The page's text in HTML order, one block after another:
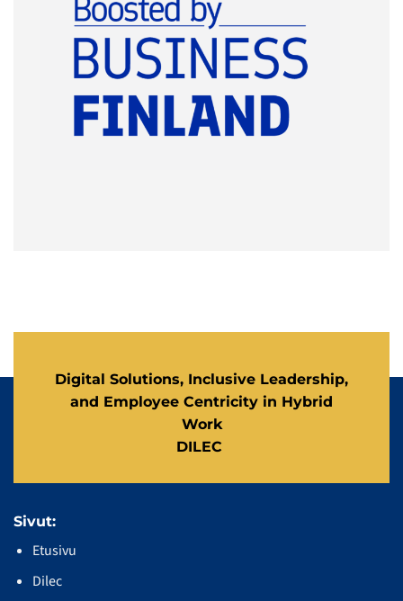
Digital Solutions, Inclusive Leadership,
and Employee Centricity in Hybrid
Work
DILEC
Sivut:
Etusivu
Dilec